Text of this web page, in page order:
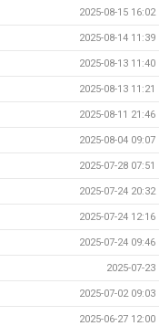
2025-08-15 16:02
2025-08-14 11:39
2025-08-13 11:40
2025-08-13 11:21
2025-08-11 21:46
2025-08-04 09:07
2025-07-28 07:51
2025-07-24 20:32
2025-07-24 12:16
2025-07-24 09:46
2025-07-23
2025-07-02 09:03
2025-06-27 12:00